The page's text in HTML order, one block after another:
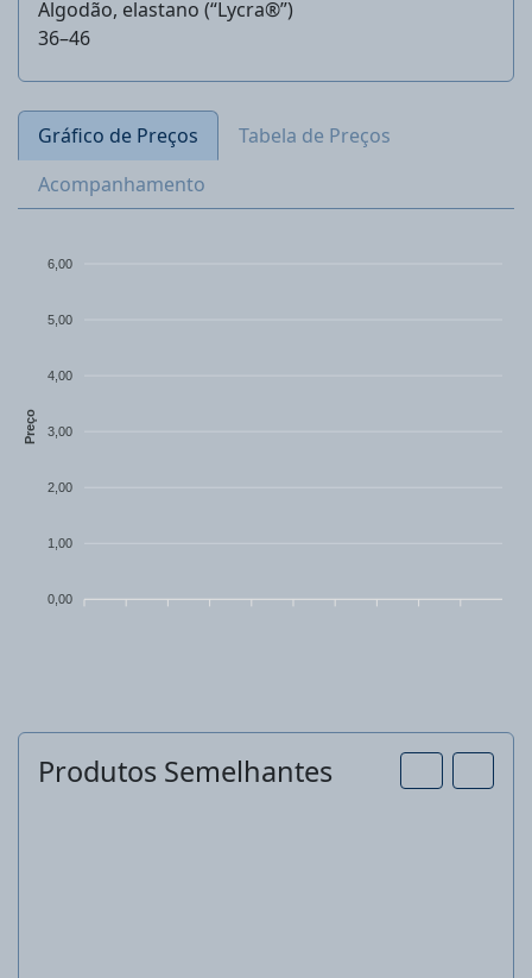
Algodão, elastano (“Lycra®”)
36–46
Gráfico de Preços
Tabela de Preços
Acompanhamento
6,00
5,00
4,00
3,00
2,00
1,00
0,00
Preço
Produtos Semelhantes